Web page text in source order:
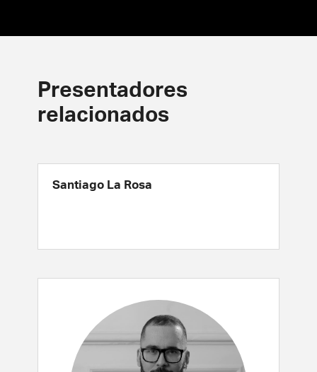
Presentadores
relacionados
Santiago La Rosa